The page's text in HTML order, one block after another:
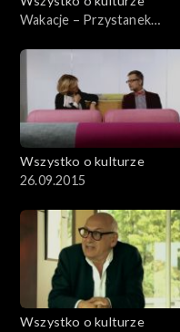
Wakacje – Przystanek
Wszystko o kulturze
26.09.2015
Wszystko o kulturze